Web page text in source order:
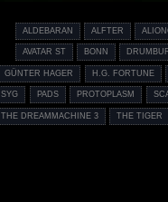
ALDEBARAN ALFTER
AVATAR ST BONN
GÜNTER HAGER H.G. FORTUNE
PADS PROTOPLASM
THE DREAMMACHINE 3 THE TIGER